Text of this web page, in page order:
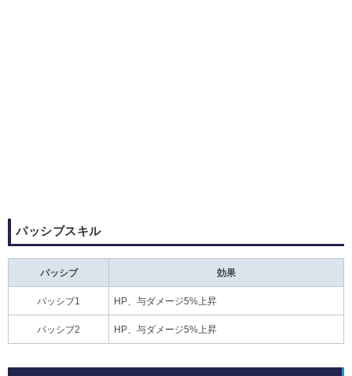
パッシブスキル
パッシブ 効果
パッシブ1 HP、与ダメージ5%上昇
パッシブ2 HP、与ダメージ5%上昇